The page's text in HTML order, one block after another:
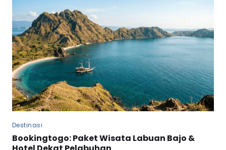
Destinasi
Bookingtogo: Paket Wisata Labuan Bajo &